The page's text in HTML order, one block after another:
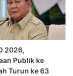
2026,
Publik ke
Turun ke 63